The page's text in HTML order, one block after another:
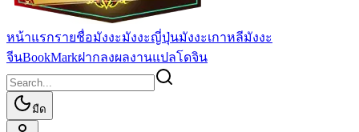
หน้าแรกรายชื่อมังงะมังงะญี่ปุ่นมังงะเกาหลีมังงะ
จีนBookMarkฝากลงผลงานแปลโดจิน
มืด